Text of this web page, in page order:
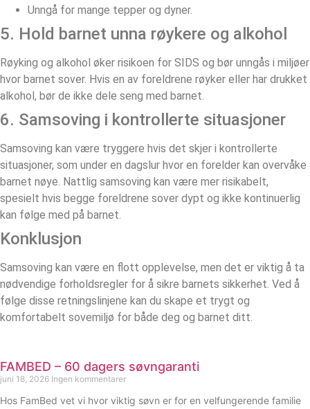
Unngå for mange tepper og dyner.
5. Hold barnet unna røykere og alkohol
Røyking og alkohol øker risikoen for SIDS og bør unngås i miljøer
hvor barnet sover. Hvis en av foreldrene røyker eller har drukket
alkohol, bør de ikke dele seng med barnet.
6. Samsoving i kontrollerte situasjoner
Samsoving kan være tryggere hvis det skjer i kontrollerte
situasjoner, som under en dagslur hvor en forelder kan overvåke
barnet nøye. Nattlig samsoving kan være mer risikabelt,
spesielt hvis begge foreldrene sover dypt og ikke kontinuerlig
kan følge med på barnet.
Konklusjon
Samsoving kan være en flott opplevelse, men det er viktig å ta
nødvendige forholdsregler for å sikre barnets sikkerhet. Ved å
følge disse retningslinjene kan du skape et trygt og
komfortabelt sovemiljø for både deg og barnet ditt.
FAMBED – 60 dagers søvngaranti
juni 18, 2026 Ingen kommentarer
Hos FamBed vet vi hvor viktig søvn er for en velfungerende familie